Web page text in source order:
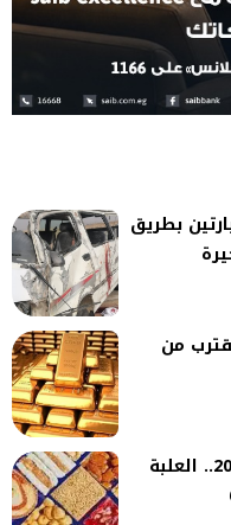
بطريق
يقترب من
أسعار حلوى المولد النبوي 2026.. العلبة